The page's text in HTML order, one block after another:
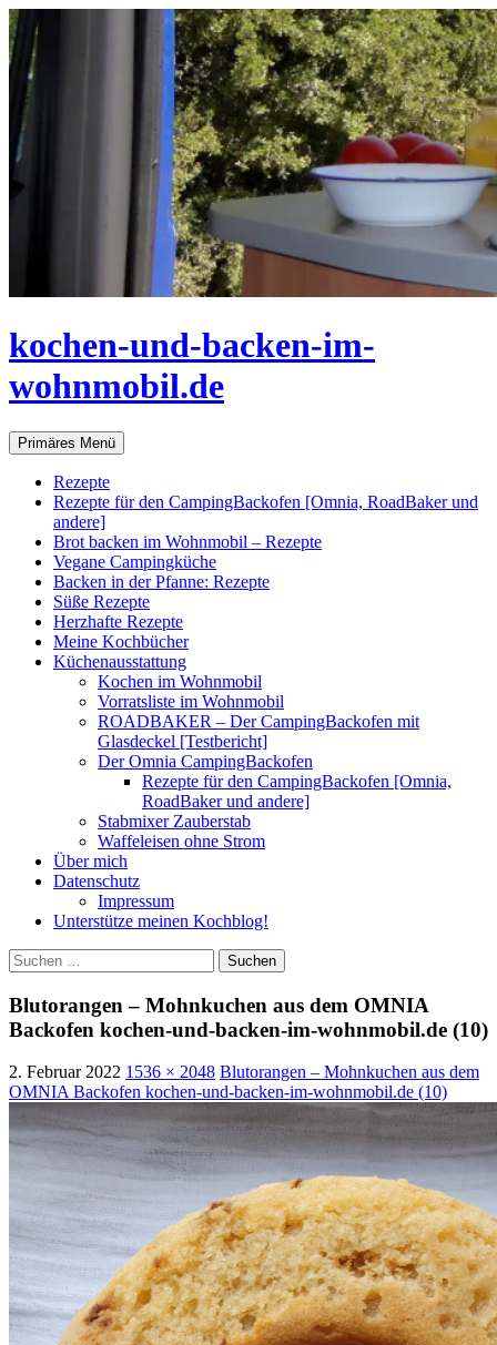
Zum
Inhalt
springen
kochen-und-backen-im-
wohnmobil.de
Suchen
Primäres Menü
Rezepte
Rezepte für den CampingBackofen [Omnia, RoadBaker und
andere]
Brot backen im Wohnmobil – Rezepte
Vegane Campingküche
Backen in der Pfanne: Rezepte
Süße Rezepte
Herzhafte Rezepte
Meine Kochbücher
Küchenausstattung
Kochen im Wohnmobil
Vorratsliste im Wohnmobil
ROADBAKER – Der CampingBackofen mit
Glasdeckel [Testbericht]
Der Omnia CampingBackofen
Rezepte für den CampingBackofen [Omnia,
RoadBaker und andere]
Stabmixer Zauberstab
Waffeleisen ohne Strom
Über mich
Datenschutz
Impressum
Unterstütze meinen Kochblog!
Suchen
nach:
Blutorangen – Mohnkuchen aus dem OMNIA
Backofen kochen-und-backen-im-wohnmobil.de (10)
2. Februar 2022 1536 × 2048 Blutorangen – Mohnkuchen aus dem
OMNIA Backofen kochen-und-backen-im-wohnmobil.de (10)